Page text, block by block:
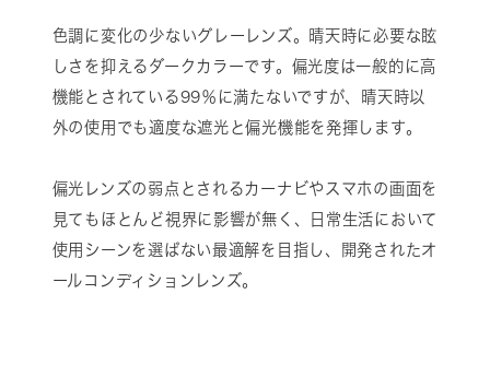
色調に変化の少ないグレーレンズ。晴天時に必要な眩
しさを抑えるダークカラーです。偏光度は一般的に高
機能とされている99％に満たないですが、晴天時以
外の使用でも適度な遮光と偏光機能を発揮します。
偏光レンズの弱点とされるカーナビやスマホの画面を
見てもほとんど視界に影響が無く、日常生活において
使用シーンを選ばない最適解を目指し、開発されたオ
ールコンディションレンズ。